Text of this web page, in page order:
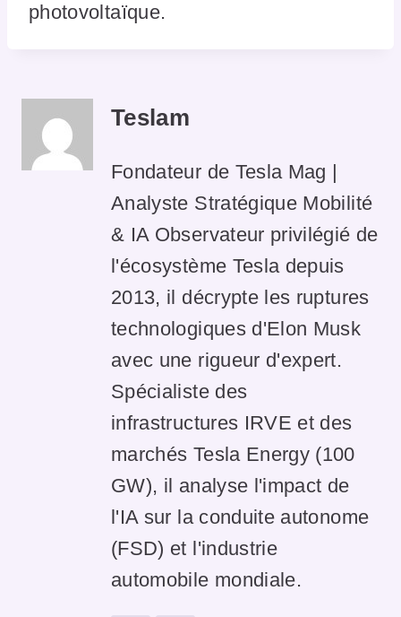
photovoltaïque.
Teslam
Fondateur de Tesla Mag |
Analyste Stratégique Mobilité
& IA Observateur privilégié de
l'écosystème Tesla depuis
2013, il décrypte les ruptures
technologiques d'Elon Musk
avec une rigueur d'expert.
Spécialiste des
infrastructures IRVE et des
marchés Tesla Energy (100
GW), il analyse l'impact de
l'IA sur la conduite autonome
(FSD) et l'industrie
automobile mondiale.